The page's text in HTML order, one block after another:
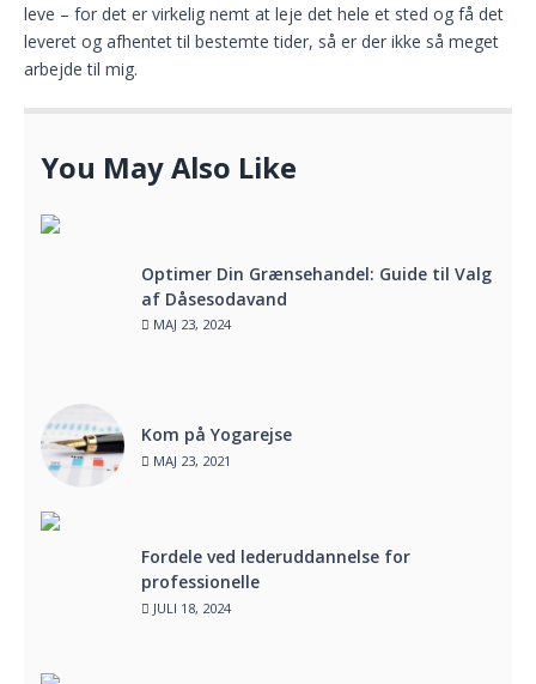
leve – for det er virkelig nemt at leje det hele et sted og få det
leveret og afhentet til bestemte tider, så er der ikke så meget
arbejde til mig.
You May Also Like
Optimer Din Grænsehandel: Guide til Valg
af Dåsesodavand
MAJ 23, 2024
Kom på Yogarejse
MAJ 23, 2021
Fordele ved lederuddannelse for
professionelle
JULI 18, 2024